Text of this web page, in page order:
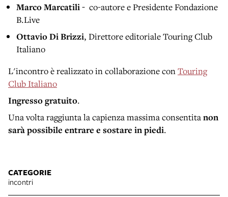
Marco Marcatili - co-autore e Presidente Fondazione
B.Live
Ottavio Di Brizzi, Direttore editoriale Touring Club
Italiano
L'incontro è realizzatoin collaborazioneconTouring
Club Italiano
Ingresso gratuito.
Una volta raggiunta la capienza massima consentitanon
sarà possibile entrare e sostare in piedi.
CATEGORIE
incontri